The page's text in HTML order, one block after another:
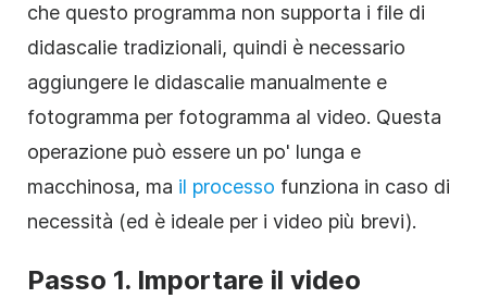
che questo programma non supporta i file di
didascalie tradizionali, quindi è necessario
aggiungere le didascalie manualmente e
fotogramma per fotogramma al video. Questa
operazione può essere un po' lunga e
macchinosa, ma il processo funziona in caso di
necessità (ed è ideale per i video più brevi).
Passo 1. Importare il video